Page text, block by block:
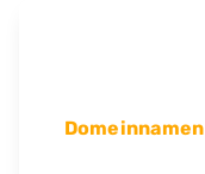
Domeinnamen